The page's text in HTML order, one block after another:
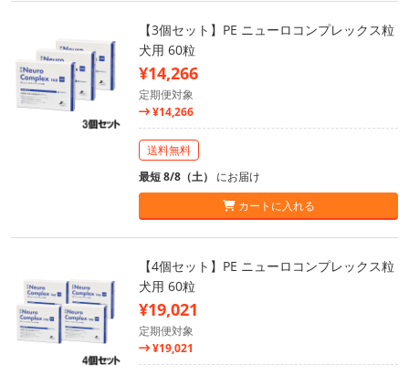
【3個セット】PE ニューロコンプレックス粒
犬用 60粒
¥14,266
定期便対象
¥14,266
送料無料
最短 8/8（土） にお届け
カートに入れる
【4個セット】PE ニューロコンプレックス粒
犬用 60粒
¥19,021
定期便対象
¥19,021